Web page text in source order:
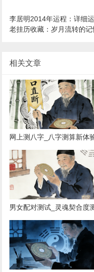
李居明2014年运程：详细
老挂历收藏：岁月流转的记
相关文章
网上测八字_八字测算新体
男女配对测试_灵魂契合度